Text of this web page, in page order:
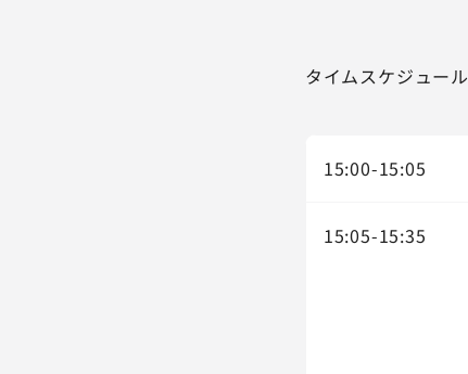
タイムスケジュール
15:00-15:05
15:05-15:35